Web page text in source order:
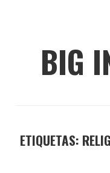
BIG
ETIQUETAS: